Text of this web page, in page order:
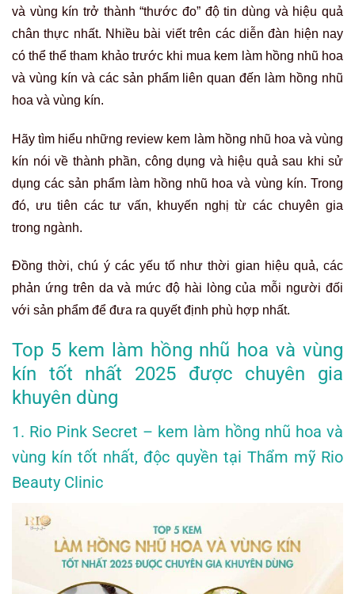
và vùng kín trở thành “thước đo” độ tin dùng và hiệu quả
chân thực nhất. Nhiều bài viết trên các diễn đàn hiện nay
có thể thể tham khảo trước khi mua kem làm hồng nhũ hoa
và vùng kín và các sản phẩm liên quan đến làm hồng nhũ
hoa và vùng kín.
Hãy tìm hiểu những review kem làm hồng nhũ hoa và vùng
kín nói về thành phần, công dụng và hiệu quả sau khi sử
dụng các sản phẩm làm hồng nhũ hoa và vùng kín. Trong
đó, ưu tiên các tư vấn, khuyến nghị từ các chuyên gia
trong ngành.
Đồng thời, chú ý các yếu tố như thời gian hiệu quả, các
phản ứng trên da và mức độ hài lòng của mỗi người đối
với sản phẩm để đưa ra quyết định phù hợp nhất.
Top 5 kem làm hồng nhũ hoa và vùng
kín tốt nhất 2025 được chuyên gia
khuyên dùng
1. Rio Pink Secret – kem làm hồng nhũ hoa và
vùng kín tốt nhất, độc quyền tại Thẩm mỹ Rio
Beauty Clinic